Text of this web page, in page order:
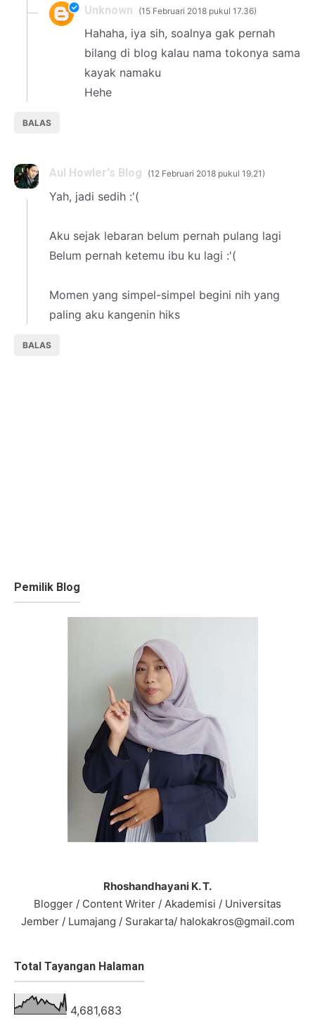
BALAS
Unknown 15 Februari 2018 pukul 17.36
Hahaha, iya sih, soalnya gak pernah
bilang di blog kalau nama tokonya sama
kayak namaku
Hehe
Aul Howler's Blog 12 Februari 2018 pukul 19.21
Yah, jadi sedih :'(
Aku sejak lebaran belum pernah pulang lagi
Belum pernah ketemu ibu ku lagi :'(
Momen yang simpel-simpel begini nih yang
paling aku kangenin hiks
BALAS
Pemilik Blog
Rhoshandhayani K. T.
Blogger / Content Writer / Akademisi / Universitas
Jember / Lumajang / Surakarta/ halokakros@gmail.com
Total Tayangan Halaman
4,681,683